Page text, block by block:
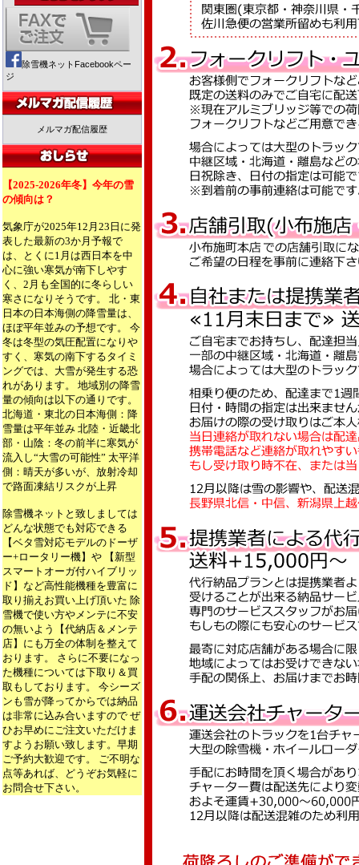
除雪機ネットFacebookペー
ジ
メルマガ配信履歴
【2025-2026年冬】今年の雪
の傾向は？
気象庁が2025年12月23日に発
表した最新の3か月予報で
は、とくに1月は西日本を中
心に強い寒気が南下しやす
く、2月も全国的に冬らしい
寒さになりそうです。 北・東
日本の日本海側の降雪量は、
ほぼ平年並みの予想です。 今
冬は冬型の気圧配置になりや
すく、寒気の南下するタイミ
ングでは、大雪が発生する恐
れがあります。 地域別の降雪
量の傾向は以下の通りです。
北海道・東北の日本海側：降
雪量は平年並み 北陸・近畿北
部・山陰：冬の前半に寒気が
流入し“大雪の可能性” 太平洋
側：晴天が多いが、放射冷却
で路面凍結リスクが上昇
除雪機ネットと致しましては
どんな状態でも対応できる
【ベタ雪対応モデルのドーザ
ー+ロータリー機】や 【新型
スマートオーガ付ハイブリッ
ド】など高性能機種を豊富に
取り揃えお買い上げ頂いた 除
雪機で使い方やメンテに不安
の無いよう【代納店＆メンテ
店】にも万全の体制を整えて
おります。 さらに不要になっ
た機種については下取り＆買
取もしております。 今シーズ
ンも雪が降ってからでは納品
は非常に込み合いますので ぜ
ひお早めにご注文いただけま
すようお願い致します。早期
ご予約大歓迎です。 ご不明な
点等あれば、どうぞお気軽に
お問合せ下さい。